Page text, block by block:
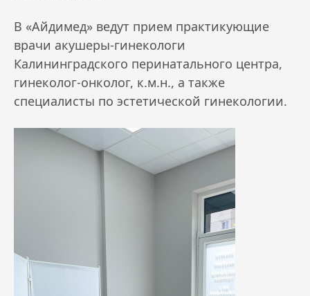
В «Айдимед» ведут прием практикующие
врачи акушеры-гинекологи
Калининградского перинатального центра,
гинеколог-онколог, к.м.н., а также
специалисты по эстетической гинекологии.